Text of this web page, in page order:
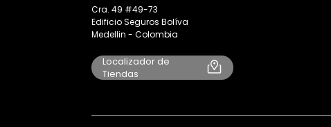
Cra. 49 #49-73
Edificio Seguros Bolíva
Medellin - Colombia
Localizador de
Tiendas